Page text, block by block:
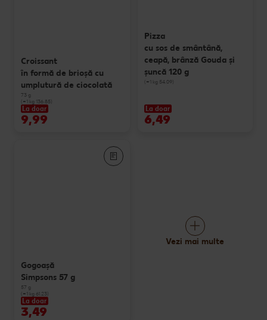
Croissant
în formă de brioșă cu
umplutură de ciocolată
73 g
(=1 kg 136.85)
La doar
9,99
Pizza
cu sos de smântână,
ceapă, brânză Gouda și
șuncă 120 g
(=1 kg 54.09)
La doar
6,49
Gogoașă
Simpsons 57 g
57 g
(=1 kg 61.23)
La doar
3,49
Vezi mai multe